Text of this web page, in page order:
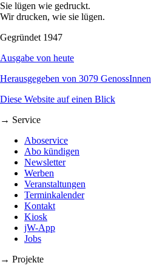
Sie lügen wie gedruckt.
Wir drucken, wie sie lügen.
Gegründet 1947
Ausgabe von heute
Herausgegeben von 3079 GenossInnen
Diese Website auf einen Blick
→ Service
Aboservice
Abo kündigen
Newsletter
Werben
Veranstaltungen
Terminkalender
Kontakt
Kiosk
jW-App
Jobs
→ Projekte